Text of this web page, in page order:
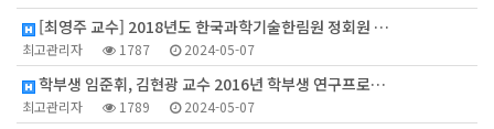
[최영주 교수] 2018년도 한국과학기술한림원 정회원 …
최고관리자 1787 2024-05-07
학부생 임준휘, 김현광 교수 2016년 학부생 연구프로…
최고관리자 1789 2024-05-07